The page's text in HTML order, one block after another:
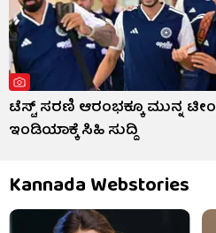
ಟೆಸ್ಟ್ ಸರಣಿ ಆರಂಭಕ್ಕೂ ಮುನ್ನ ಟೀಂ
ಇಂಡಿಯಾಕ್ಕೆ ಸಿಹಿ ಸುದ್ದಿ
Kannada Webstories